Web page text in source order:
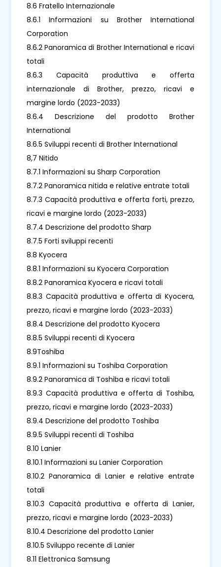
8.6 Fratello Internazionale
8.6.1 Informazioni su Brother International
Corporation
8.6.2 Panoramica di Brother International e ricavi
totali
8.6.3 Capacità produttiva e offerta
internazionale di Brother, prezzo, ricavi e
margine lordo (2023-2033)
8.6.4 Descrizione del prodotto Brother
International
8.6.5 Sviluppi recenti di Brother International
8,7 Nitido
8.7.1 Informazioni su Sharp Corporation
8.7.2 Panoramica nitida e relative entrate totali
8.7.3 Capacità produttiva e offerta forti, prezzo,
ricavi e margine lordo (2023-2033)
8.7.4 Descrizione del prodotto Sharp
8.7.5 Forti sviluppi recenti
8.8 Kyocera
8.8.1 Informazioni su Kyocera Corporation
8.8.2 Panoramica Kyocera e ricavi totali
8.8.3 Capacità produttiva e offerta di Kyocera,
prezzo, ricavi e margine lordo (2023-2033)
8.8.4 Descrizione del prodotto Kyocera
8.8.5 Sviluppi recenti di Kyocera
8.9Toshiba
8.9.1 Informazioni su Toshiba Corporation
8.9.2 Panoramica di Toshiba e ricavi totali
8.9.3 Capacità produttiva e offerta di Toshiba,
prezzo, ricavi e margine lordo (2023-2033)
8.9.4 Descrizione del prodotto Toshiba
8.9.5 Sviluppi recenti di Toshiba
8.10 Lanier
8.10.1 Informazioni su Lanier Corporation
8.10.2 Panoramica di Lanier e relative entrate
totali
8.10.3 Capacità produttiva e offerta di Lanier,
prezzo, ricavi e margine lordo (2023-2033)
8.10.4 Descrizione del prodotto Lanier
8.10.5 Sviluppo recente di Lanier
8.11 Elettronica Samsung